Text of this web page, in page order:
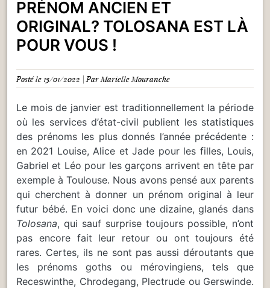
PRÉNOM ANCIEN ET
ORIGINAL? TOLOSANA EST LÀ
POUR VOUS !
Posté le 13/01/2022 | Par Marielle Mouranche
Le mois de janvier est traditionnellement la période
où les services d’état-civil publient les statistiques
des prénoms les plus donnés l’année précédente :
en 2021 Louise, Alice et Jade pour les filles, Louis,
Gabriel et Léo pour les garçons arrivent en tête par
exemple à Toulouse. Nous avons pensé aux parents
qui cherchent à donner un prénom original à leur
futur bébé. En voici donc une dizaine, glanés dans
Tolosana, qui sauf surprise toujours possible, n’ont
pas encore fait leur retour ou ont toujours été
rares. Certes, ils ne sont pas aussi déroutants que
les prénoms goths ou mérovingiens, tels que
Receswinthe, Chrodegang, Plectrude ou Gerswinde.